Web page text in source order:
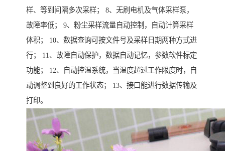
样、等到间隔多次采样； 8、无刷电机及气体采样泵，
故障率低； 9、粉尘采样流量自动控制，自动计算采样
体积； 10、数据查询可按文件号及采样日期两种方式进
行； 11、故障自动保护，数据自动记忆，参数软件标定
功能； 12、自动控温系统，当温度超过工作限度时，自
动调整到良好的工作状态； 13、接口能进行数据传输及
打印。